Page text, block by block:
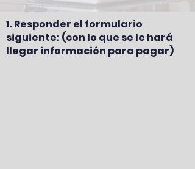
1. Responder el formulario
siguiente: (con lo que se le hará
llegar información para pagar)